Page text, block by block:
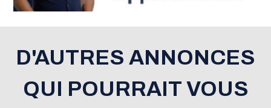
D'AUTRES ANNONCES
QUI POURRAIT VOUS